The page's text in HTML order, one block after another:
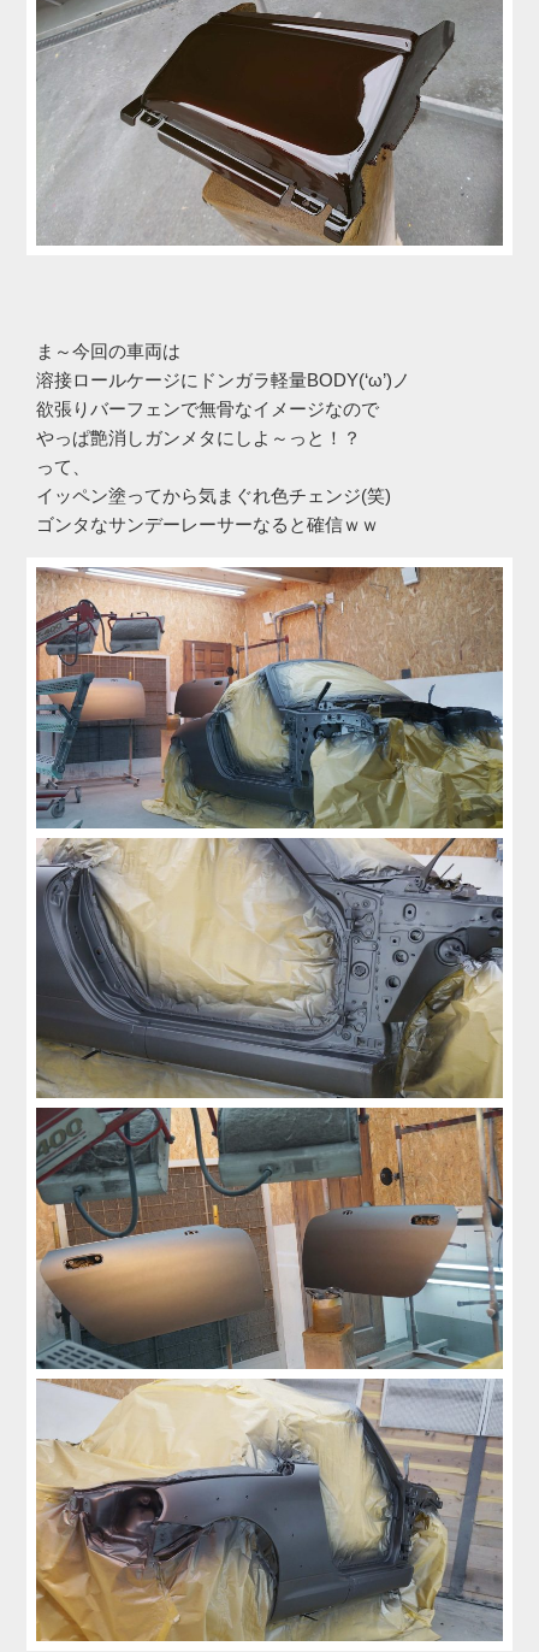
ま～今回の車両は
溶接ロールケージにドンガラ軽量BODY(‘ω’)ノ
欲張りバーフェンで無骨なイメージなので
やっぱ艶消しガンメタにしよ～っと！？
って、
イッペン塗ってから気まぐれ色チェンジ(笑)
ゴンタなサンデーレーサーなると確信ｗｗ